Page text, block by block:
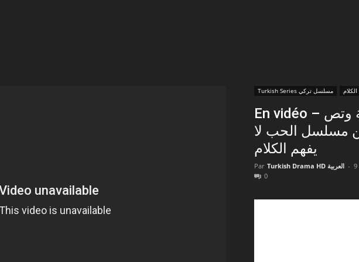
Turkish Series مسلسل تركي
En vidéo – اجمل حالة وتص
مسلسل الحب لا
يفهم الكلام
Par Turkish Drama HD العربية - 9
0